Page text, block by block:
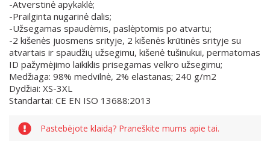
-Atverstinė apykaklė;
-Prailginta nugarinė dalis;
-Užsegamas spaudėmis, paslėptomis po atvartu;
-2 kišenės juosmens srityje, 2 kišenės krūtinės srityje su
atvartais ir spaudžių užsegimu, kišenė tušinukui, permatomas
ID pažymėjimo laikiklis prisegamas velkro užsegimu;
Medžiaga: 98% medvilnė, 2% elastanas; 240 g/m2
Dydžiai: XS-3XL
Standartai: CE EN ISO 13688:2013
Pastebėjote klaidą? Praneškite mums apie tai.